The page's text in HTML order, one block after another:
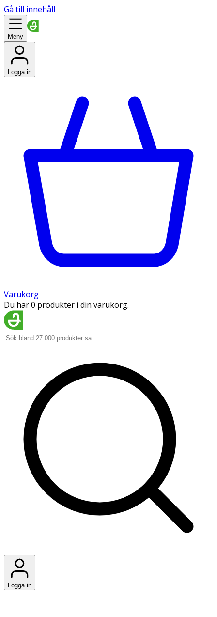
Gå till innehåll
Meny
Logga in
Varukorg
Du har 0 produkter i din varukorg.
Logga in